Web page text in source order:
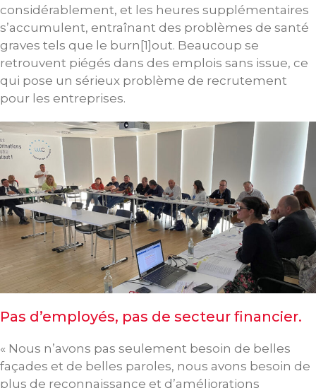
considérablement, et les heures supplémentaires
s’accumulent, entraînant des problèmes de santé
graves tels que le burn[1]out. Beaucoup se
retrouvent piégés dans des emplois sans issue, ce
qui pose un sérieux problème de recrutement
pour les entreprises.
Pas d’employés, pas de secteur financier.
« Nous n’avons pas seulement besoin de belles
façades et de belles paroles, nous avons besoin de
plus de reconnaissance et d’améliorations